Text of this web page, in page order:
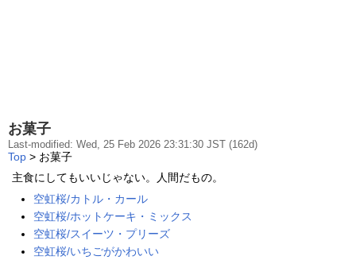
お菓子
Last-modified: Wed, 25 Feb 2026 23:31:30 JST (162d)
Top > お菓子
主食にしてもいいじゃない。人間だもの。
空虹桜/カトル・カール
空虹桜/ホットケーキ・ミックス
空虹桜/スイーツ・プリーズ
空虹桜/いちごがかわいい